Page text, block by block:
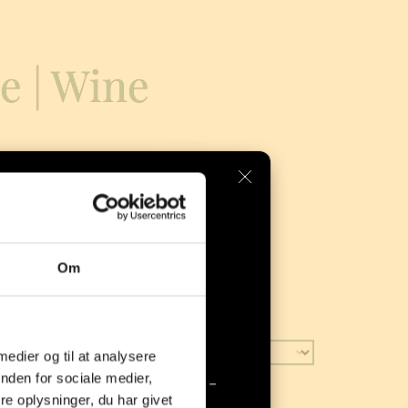
Om
og til at analysere
for sociale medier,
oplysninger, du har givet
| Wine
fra Haqihana er landet –